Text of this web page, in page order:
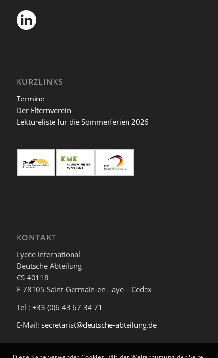
KURZLINKS
Termine
Der Elternverein
Lektüreliste für die Sommerferien 2026
KONTAKT
Lycée International
Deutsche Abteilung
CS 40118
F-78105 Saint-Germain-en-Laye – Cedex
Tel : +33 (0)6 43 67 34 71
E-Mail: secretariat@deutsche-abteilung.de